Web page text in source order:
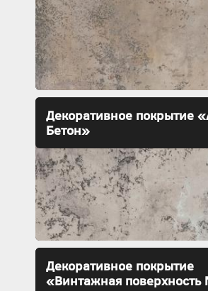
Декоративное покрытие
Бетон»
Декоративное покрытие
«Винтажная